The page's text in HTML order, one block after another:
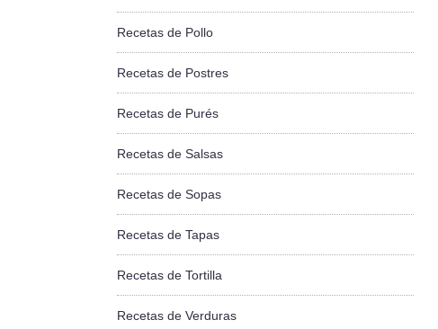
Recetas de Pollo
Recetas de Postres
Recetas de Purés
Recetas de Salsas
Recetas de Sopas
Recetas de Tapas
Recetas de Tortilla
Recetas de Verduras